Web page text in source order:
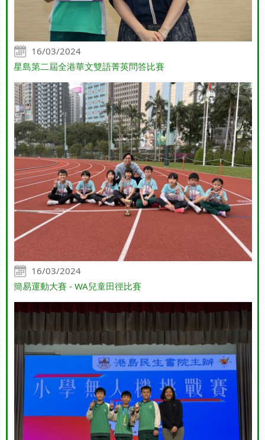
16/03/2024
星島第二屆全港華文雙語菁英問答比賽
16/03/2024
簡易運動大賽 - WA兒童田徑比賽